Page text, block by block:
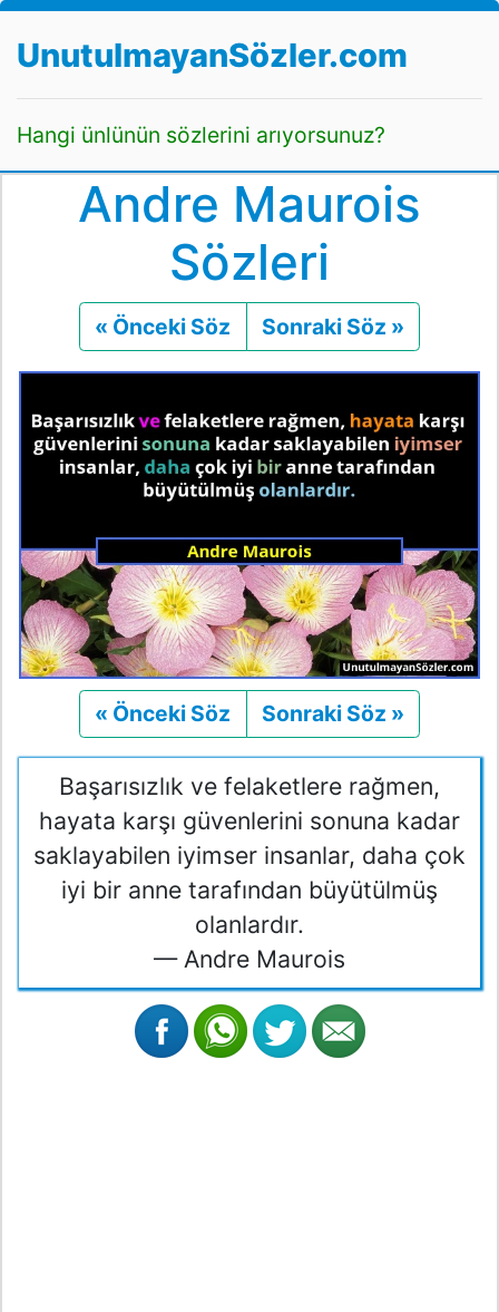
UnutulmayanSözler.com
Hangi ünlünün sözlerini arıyorsunuz?
Andre Maurois
Sözleri
« Önceki Söz Önceki
Sonraki Söz »
« Önceki Söz Önceki
Sonraki Söz »
Başarısızlık ve felaketlere rağmen,
hayata karşı güvenlerini sonuna kadar
saklayabilen iyimser insanlar, daha çok
iyi bir anne tarafından büyütülmüş
olanlardır.
— Andre Maurois